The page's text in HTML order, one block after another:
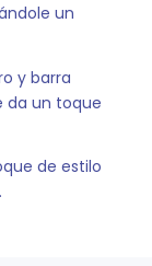
un
y barra
da un toque
de estilo